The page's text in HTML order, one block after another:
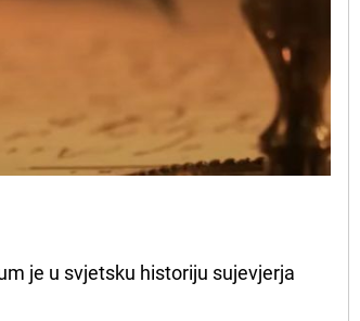
je u svjetsku historiju sujevjerja